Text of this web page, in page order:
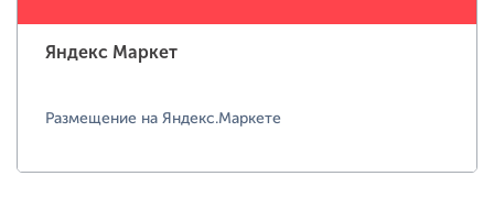
Яндекс Маркет
Размещение на Яндекс.Маркете